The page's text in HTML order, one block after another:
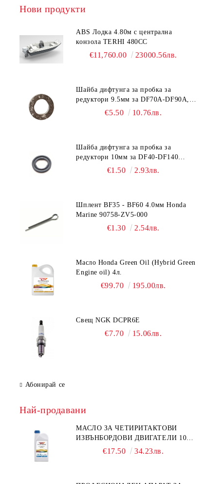
Нови продукти
ABS Лодка 4.80м с централна
конзола TERHI 480CC
€11,760.00 23000.56лв.
Шайба дифтунга за пробка за
редуктори 9.5мм за DF70A-DF90A,
DF150-DF350 Suzuki 09168-10038
€5.50 10.76лв.
Шайба дифтунга за пробка за
редуктори 10мм за DF40-DF140
Suzuki 09168-10022
€1.50 2.93лв.
Шплент BF35 - BF60 4.0мм Honda
Marine 90758-ZV5-000
€1.30 2.54лв.
Масло Honda Green Oil (Hybrid Green
Engine oil) 4л.
€99.70 195.00лв.
Свещ NGK DCPR6E
€7.70 15.06лв.
Абонирай се
Най-продавани
МАСЛО ЗА ЧЕТИРИТАКТОВИ
ИЗВЪНБОРДОВИ ДВИГАТЕЛИ 10W-
30 HONDA MARINE 08221-999-
€17.50 34.23лв.